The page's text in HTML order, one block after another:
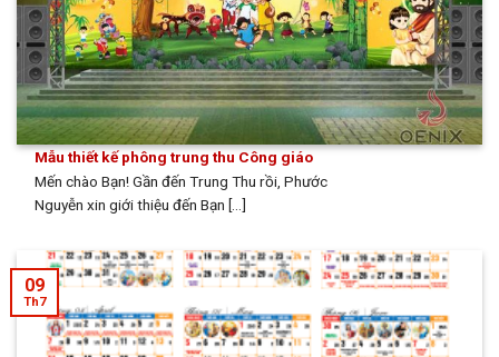
Mẫu thiết kế phông trung thu Công giáo
Mến chào Bạn! Gần đến Trung Thu rồi, Phước
Nguyễn xin giới thiệu đến Bạn [...]
09
Th7